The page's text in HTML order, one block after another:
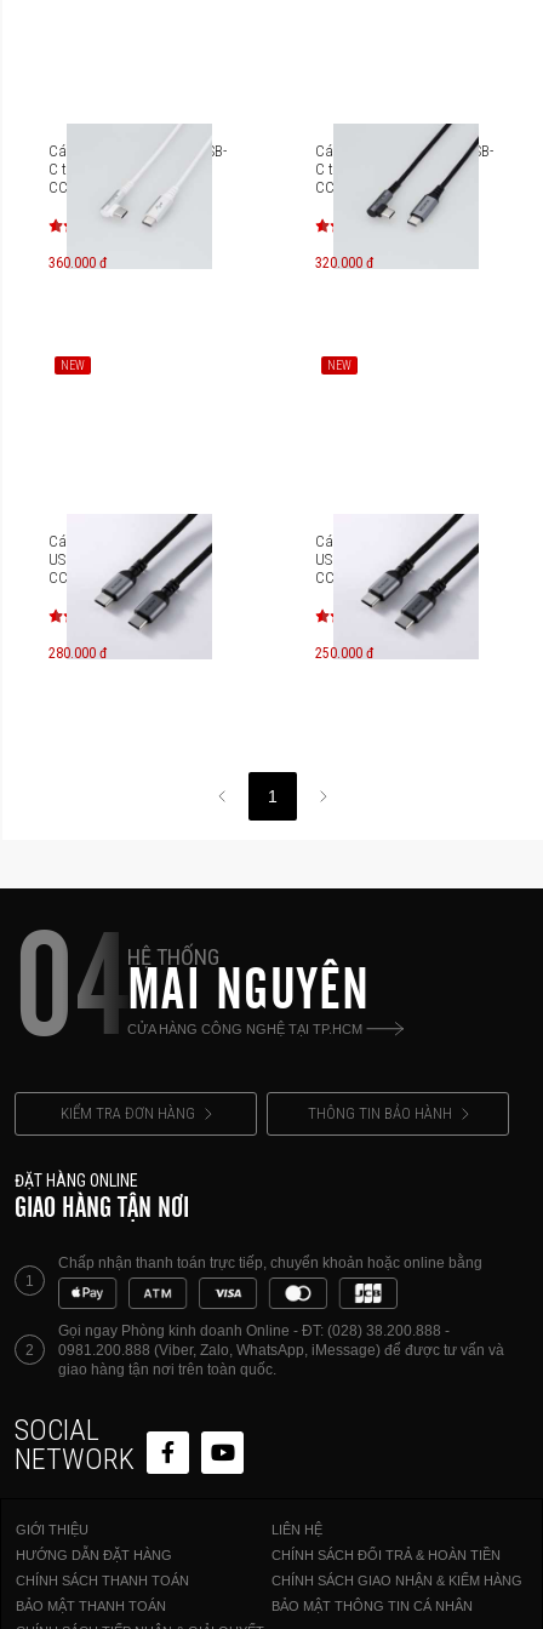
Cáp sạc nhanh PD60W USB-
C to USB-C Elecom MPA-
CCL20N 2m
360.000 đ
Cáp sạc nhanh PD60W USB-
C to USB-C Elecom MPA-
CCL12NBK 1,2m
320.000 đ
NEW
Cáp sạc nhanh USB-C to
USB-C 100W Elecom MPA-
CCASAN20BK 2m
280.000 đ
NEW
Cáp sạc nhanh USB-C to
USB-C 100W Elecom MPA-
CCASAN10BK 1m
250.000 đ
1
04HỆ THỐNG
MAI NGUYÊN
CỬA HÀNG CÔNG NGHỆ TẠI TP.HCM
KIỂM TRA ĐƠN HÀNG THÔNG TIN BẢO HÀNH
ĐẶT HÀNG ONLINE
GIAO HÀNG TẬN NƠI
1
Chấp nhận thanh toán trực tiếp, chuyển khoản hoặc online bằng
2
Gọi ngay Phòng kinh doanh Online - ĐT: (028) 38.200.888 -
0981.200.888 (Viber, Zalo, WhatsApp, iMessage) để được tư vấn và
giao hàng tận nơi trên toàn quốc.
SOCIAL
NETWORK
GIỚI THIỆU
LIÊN HỆ
HƯỚNG DẪN ĐẶT HÀNG
CHÍNH SÁCH ĐỔI TRẢ & HOÀN TIỀN
CHÍNH SÁCH THANH TOÁN
CHÍNH SÁCH GIAO NHẬN & KIỂM HÀNG
BẢO MẬT THANH TOÁN
BẢO MẬT THÔNG TIN CÁ NHÂN